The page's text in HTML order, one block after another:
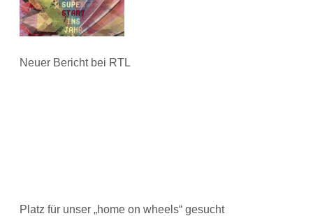
Neuer Bericht bei RTL
Platz für unser „home on wheels“ gesucht